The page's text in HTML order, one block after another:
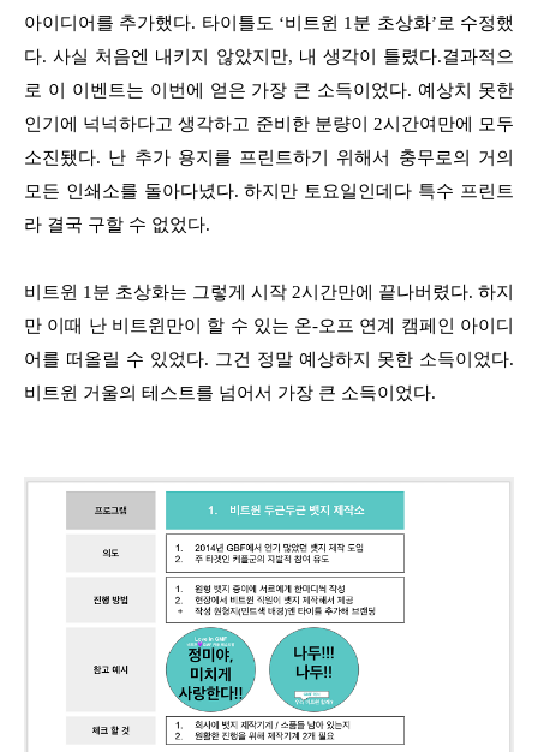
아이디어를 추가했다. 타이틀도 ‘비트윈 1분 초상화’로 수정했
다. 사실 처음엔 내키지 않았지만, 내 생각이 틀렸다.결과적으
로 이 이벤트는 이번에 얻은 가장 큰 소득이었다. 예상치 못한
인기에 넉넉하다고 생각하고 준비한 분량이 2시간여만에 모두
소진됐다. 난 추가 용지를 프린트하기 위해서 충무로의 거의
모든 인쇄소를 돌아다녔다. 하지만 토요일인데다 특수 프린트
라 결국 구할 수 없었다.
비트윈 1분 초상화는 그렇게 시작 2시간만에 끝나버렸다. 하지
만 이때 난 비트윈만이 할 수 있는 온-오프 연계 캠페인 아이디
어를 떠올릴 수 있었다. 그건 정말 예상하지 못한 소득이었다.
비트윈 거울의 테스트를 넘어서 가장 큰 소득이었다.